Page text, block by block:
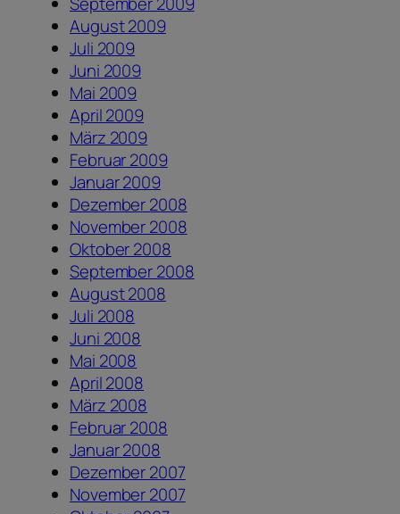
August 2009
Juli 2009
Juni 2009
Mai 2009
April 2009
März 2009
Februar 2009
Januar 2009
Dezember 2008
November 2008
Oktober 2008
September 2008
August 2008
Juli 2008
Juni 2008
Mai 2008
April 2008
März 2008
Februar 2008
Januar 2008
Dezember 2007
November 2007